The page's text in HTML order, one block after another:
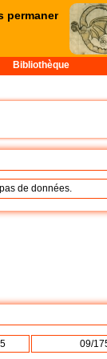
permanences
Bibliothèque
pas de données.
09/